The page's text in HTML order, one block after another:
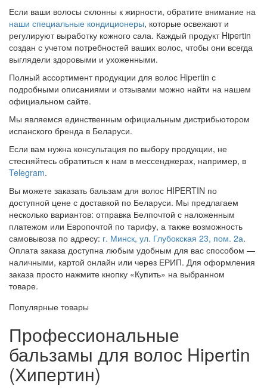
Если ваши волосы склонны к жирности, обратите внимание на
наши специальные кондиционеры, которые освежают и
регулируют выработку кожного сала. Каждый продукт Hipertin
создан с учетом потребностей ваших волос, чтобы они всегда
выглядели здоровыми и ухоженными.
Полный ассортимент продукции для волос Hipertin с
подробными описаниями и отзывами можно найти на нашем
официальном сайте.
Мы являемся единственным официальным дистрибьютором
испанского бренда в Беларуси.
Если вам нужна консультация по выбору продукции, не
стесняйтесь обратиться к нам в мессенджерах, например, в
Telegram.
Вы можете заказать бальзам для волос HIPERTIN по
доступной цене с доставкой по Беларуси. Мы предлагаем
несколько вариантов: отправка Белпочтой с наложенным
платежом или Европочтой по тарифу, а также возможность
самовывоза по адресу: г. Минск, ул. Глубокская 23, пом. 2а.
Оплата заказа доступна любым удобным для вас способом —
наличными, картой онлайн или через ЕРИП. Для оформления
заказа просто нажмите кнопку «Купить» на выбранном
товаре.
Популярные товары
Профессиональные
бальзамы для волос Hipertin
(Хипертин)